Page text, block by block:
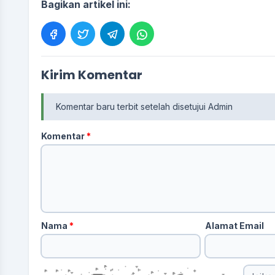
Bagikan artikel ini:
Kirim Komentar
Komentar baru terbit setelah disetujui Admin
Komentar*
Nama * Alamat Email